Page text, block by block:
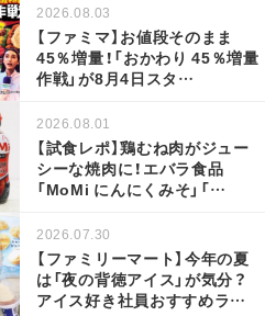
2026.08.03
【ファミマ】お値段そのまま
45％増量！「おかわり 45％増量
作戦」が8月4日スタ…
2026.08.01
【試食レポ】鶏むね肉がジュー
シーな焼肉に！エバラ食品
「MoMi にんにくみそ」「…
2026.07.30
【ファミリーマート】今年の夏
は「夜の背徳アイス」が気分？
アイス好き社員おすすめラ…